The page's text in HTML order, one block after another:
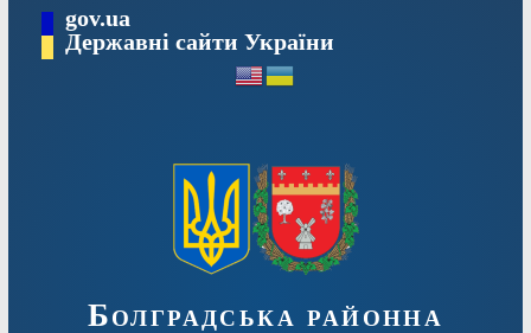
Перейтиgov.ua
Державні сайти України
Болградська районна